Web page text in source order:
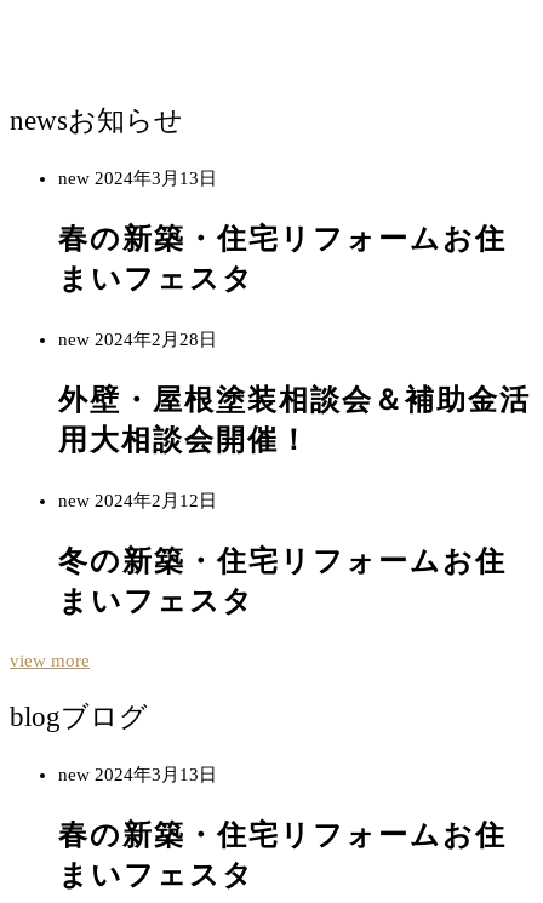
newsお知らせ
new 2024年3月13日
春の新築・住宅リフォームお住
まいフェスタ
new 2024年2月28日
外壁・屋根塗装相談会＆補助金活
用大相談会開催！
new 2024年2月12日
冬の新築・住宅リフォームお住
まいフェスタ
view more
blogブログ
new 2024年3月13日
春の新築・住宅リフォームお住
まいフェスタ